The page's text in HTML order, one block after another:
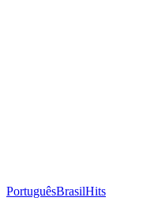
PortuguêsBrasilHits